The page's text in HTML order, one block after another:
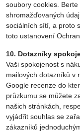
soubory cookies.
shromažďovaných
sociálních sítí, a proto
toto ustanovení
10. Dotazníky
Vaši spokojenost s
mailových dotazníků v
Google recenze do
průzkumu se můžete
našich stránkách,
vyjádřit souhlas se
zákazníků